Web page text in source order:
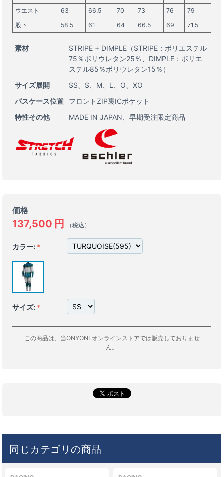
ウエスト
63 66.5 70 73 76
79
股下
58.5 61 64 66.5 69 71.5
素材
STRIPE + DIMPLE（STRIPE：ポリエステル
75％ポリウレタン25％、DIMPLE：ポリエ
ステル85％ポリウレタン15％）
サイズ展開
SS S M L O
XO
パスケース位置
フロントZIP裏ICポケット
特性その他
MADE IN JAPAN 早期受注限定商品
価格
137,500 円 （税込）
カラー:
サイズ:
この商品は、当ONYONEオンラインストアでは販売しておりませ
ん。
同じカテゴリの商品